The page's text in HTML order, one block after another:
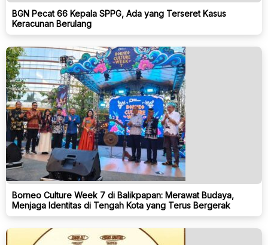
BGN Pecat 66 Kepala SPPG, Ada yang Terseret Kasus
Keracunan Berulang
Borneo Culture Week 7 di Balikpapan: Merawat Budaya,
Menjaga Identitas di Tengah Kota yang Terus Bergerak